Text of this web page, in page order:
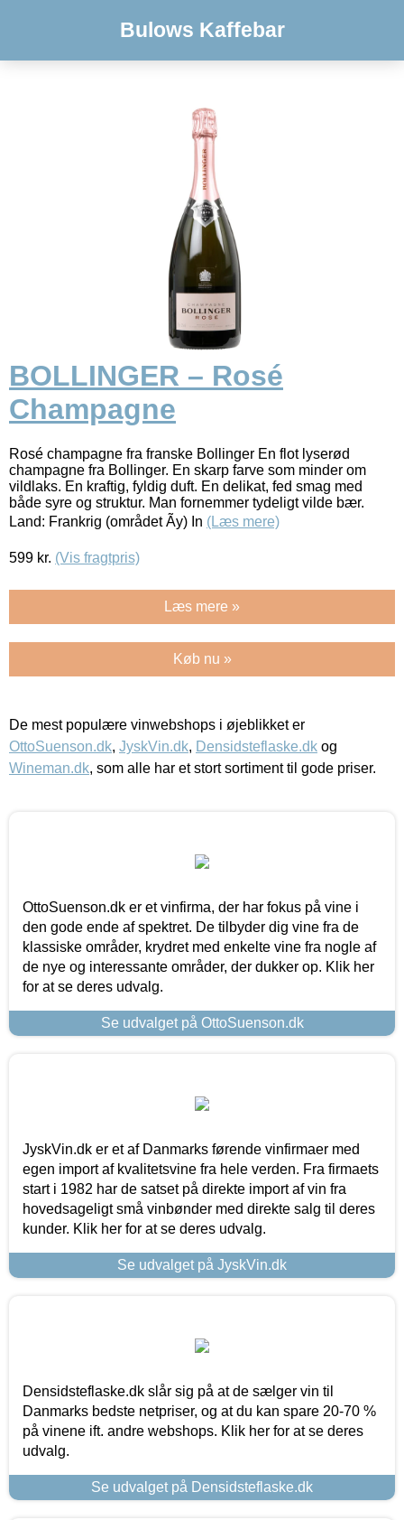
Bulows Kaffebar
BOLLINGER – Rosé
Champagne
Rosé champagne fra franske Bollinger En flot lyserød
champagne fra Bollinger. En skarp farve som minder om
vildlaks. En kraftig, fyldig duft. En delikat, fed smag med
både syre og struktur. Man fornemmer tydeligt vilde bær.
Land: Frankrig (området Ãy) In (Læs mere)
599 kr. (Vis fragtpris)
Læs mere »
Køb nu »
De mest populære vinwebshops i øjeblikket er
OttoSuenson.dk, JyskVin.dk, Densidsteflaske.dk og
Wineman.dk, som alle har et stort sortiment til gode priser.
OttoSuenson.dk er et vinfirma, der har fokus på vine i
den gode ende af spektret. De tilbyder dig vine fra de
klassiske områder, krydret med enkelte vine fra nogle af
de nye og interessante områder, der dukker op. Klik her
for at se deres udvalg.
Se udvalget på OttoSuenson.dk
JyskVin.dk er et af Danmarks førende vinfirmaer med
egen import af kvalitetsvine fra hele verden. Fra firmaets
start i 1982 har de satset på direkte import af vin fra
hovedsageligt små vinbønder med direkte salg til deres
kunder. Klik her for at se deres udvalg.
Se udvalget på JyskVin.dk
Densidsteflaske.dk slår sig på at de sælger vin til
Danmarks bedste netpriser, og at du kan spare 20-70 %
på vinene ift. andre webshops. Klik her for at se deres
udvalg.
Se udvalget på Densidsteflaske.dk